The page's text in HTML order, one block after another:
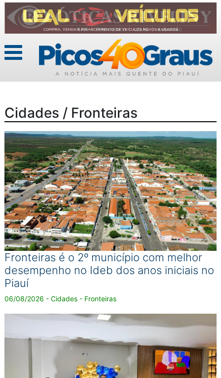
Cidades / Fronteiras
Fronteiras é o 2º município com melhor
desempenho no Ideb dos anos iniciais no
Piauí
06/08/2026 - Cidades - Fronteiras